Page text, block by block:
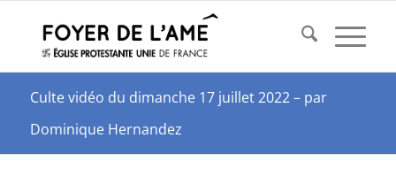
Culte vidéo du dimanche 17 juillet 2022 – par
Dominique Hernandez